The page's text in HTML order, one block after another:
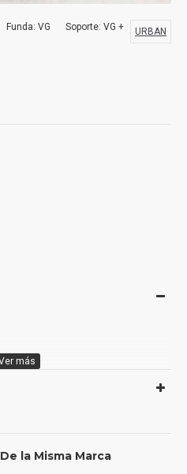
Funda: VG Soporte: VG + URBAN
De la Misma Marca